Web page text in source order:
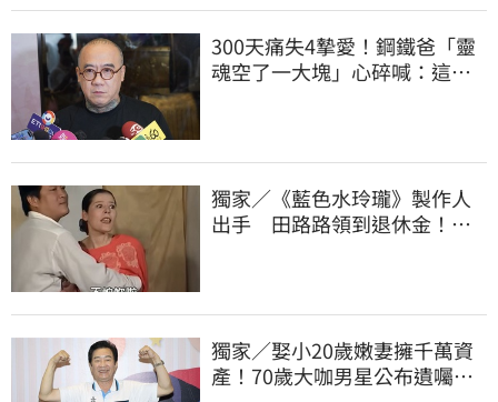
300天痛失4摯愛！鋼鐵爸「靈
魂空了一大塊」心碎喊：這輩
獨家／《藍色水玲瓏》製作人
出手 田路路領到退休金！隱
獨家／娶小20歲嫩妻擁千萬資
產！70歲大咖男星公布遺囑